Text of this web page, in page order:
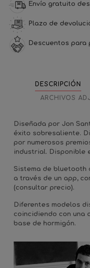
Envío gratuito
Plazo de
Descuentos para
DESCRIPCIÓN
ARCHIVOS
Diseñada por Jon
éxito sobresaliente.
por numerosos
industrial. Disponible
Sistema de bluetooth
a través de un app,
(consultar precio).
Diferentes modelos
coincidiendo con una
base de hormigón.